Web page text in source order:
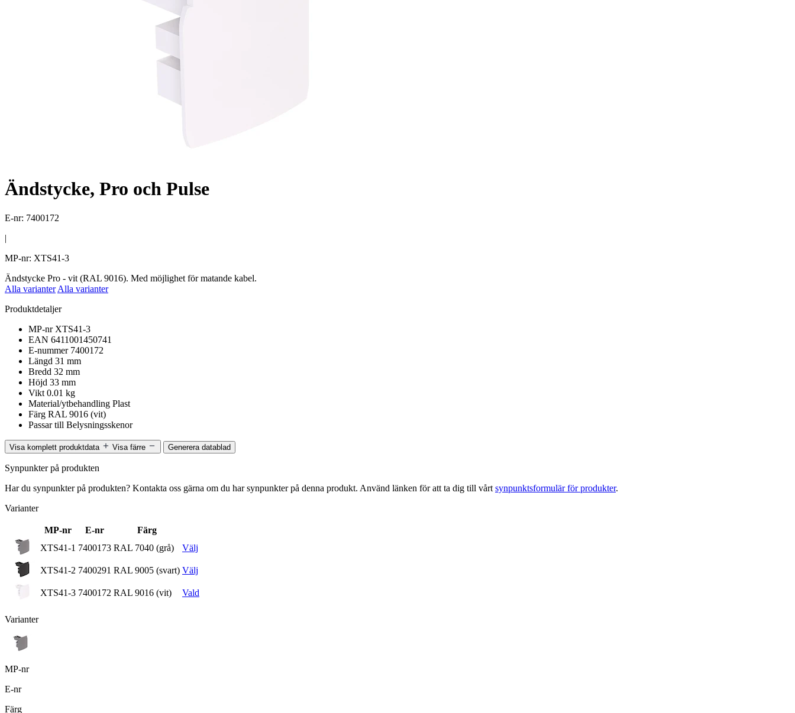
Ändstycke, Pro och Pulse
E-nr: 7400172
|
MP-nr: XTS41-3
Ändstycke Pro - vit (RAL 9016). Med möjlighet för matande kabel.
Alla varianter Alla varianter
Produktdetaljer
MP-nr XTS41-3
EAN 6411001450741
E-nummer 7400172
Längd 31 mm
Bredd 32 mm
Höjd 33 mm
Vikt 0.01 kg
Material/ytbehandling Plast
Färg RAL 9016 (vit)
Passar till Belysningsskenor
Visa komplett produktdata Visa färre Generera datablad
Synpunkter på produkten
Har du synpunkter på produkten? Kontakta oss gärna om du har synpunkter på denna produkt. Använd länken för att ta dig till vårt synpunktsformulär för produkter.
Varianter
MP-nr E-nr
Färg
XTS41-1 7400173 RAL 7040 (grå) Välj
XTS41-2 7400291 RAL 9005 (svart) Välj
XTS41-3 7400172 RAL 9016 (vit) Vald
Varianter
MP-nr
E-nr
Färg